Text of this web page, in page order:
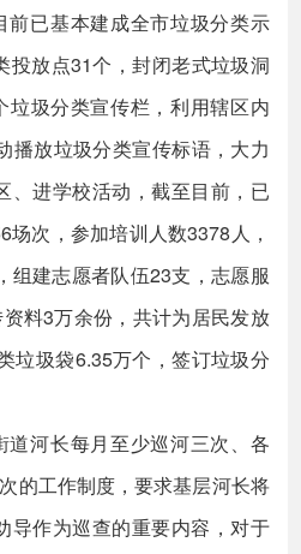
前已基本建成全市垃圾分类示
投放点31个，封闭老式垃圾洞
垃圾分类宣传栏，利用辖区内
播放垃圾分类宣传标语，大力
、进学校活动，截至目前，已
次，参加培训人数3378人，
组建志愿者队伍23支，志愿服
料3万余份，共计为居民发放
垃圾袋6.35万个，签订垃圾分
道河长每月至少巡河三次、各
的工作制度，要求基层河长将
导作为巡查的重要内容，对于